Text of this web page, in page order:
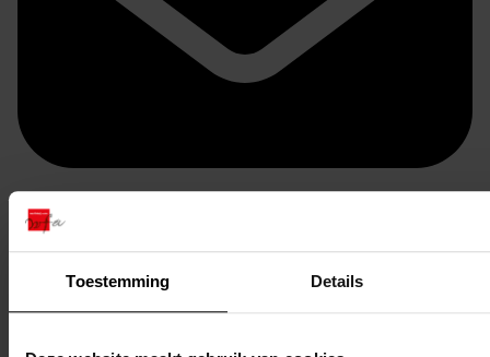
Toestemming Details
Doorsturen per email